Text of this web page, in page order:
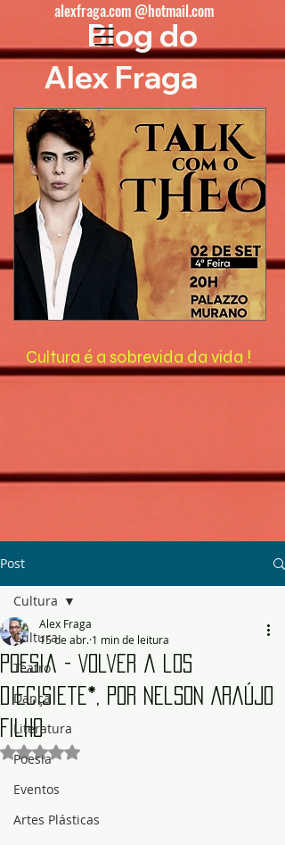
Cultura é a sobrevida da vida !
Blog do
Alex Fraga
alexfraga.com @hotmail.com
Post
Cultura
Teatro
Dança
Literatura
Poesia
Eventos
Artes Plásticas
Cultura
Poesia - Volver a los
diecisiete*, por Nelson Araújo
Filho
Alex Fraga
15 de abr. 1 min de leitura
Avaliado com NaN de 5 estrelas.